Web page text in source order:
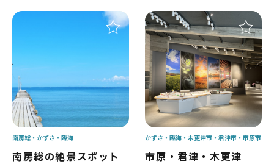
南房総の絶景スポット
南房総 かずさ・臨海
市原・君津・木更津
かずさ・臨海 木更津市 君津市 市原市